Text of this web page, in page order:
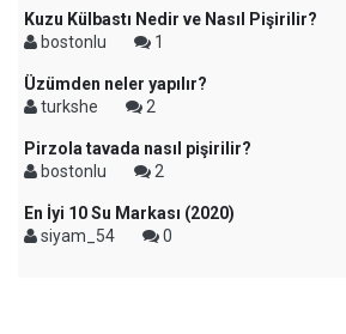
Kuzu Külbastı Nedir ve Nasıl Pişirilir?
bostonlu
1
Üzümden neler yapılır?
turkshe
2
Pirzola tavada nasıl pişirilir?
bostonlu
2
En İyi 10 Su Markası (2020)
siyam_54
0